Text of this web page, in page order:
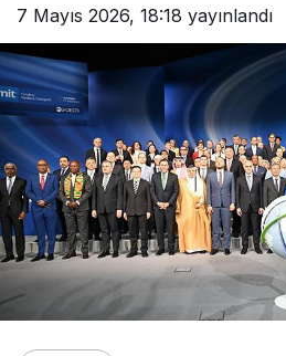
7 Mayıs 2026, 18:18 yayınlandı